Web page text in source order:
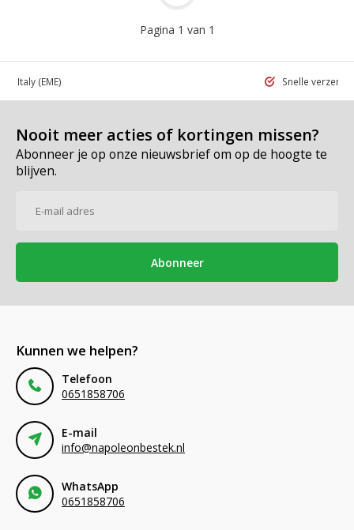
Pagina 1 van 1
in Italy (EME) Snelle
Nooit meer acties of kortingen missen?
Abonneer je op onze nieuwsbrief om op de hoogte te
blijven.
Abonneer
Kunnen we helpen?
Telefoon
0651858706
E-mail
info@napoleonbestek.nl
WhatsApp
0651858706